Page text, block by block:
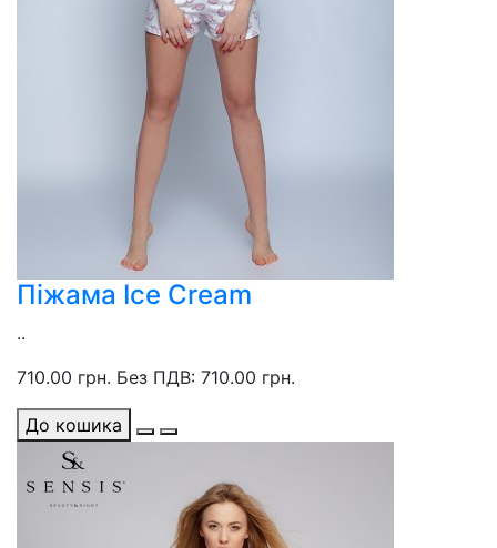
Піжама Ice Cream
..
710.00 грн. Без ПДВ: 710.00 грн.
До кошика